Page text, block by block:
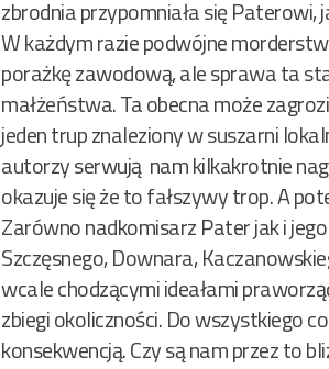
zbrodnia przypomniała się
W każdym razie podwójne
porażkę zawodową, ale sprawa ta
małżeństwa. Ta obecna może
jeden trup znaleziony w suszarni
autorzy serwują nam kilkakrotnie
okazuje się że to fałszywy trop. A
Zarówno nadkomisarz Pater jak i
Szczęsnego, Downara,
wcale chodzącymi ideałami
zbiegi okoliczności. Do wszystkiego
konsekwencją. Czy są nam przez to